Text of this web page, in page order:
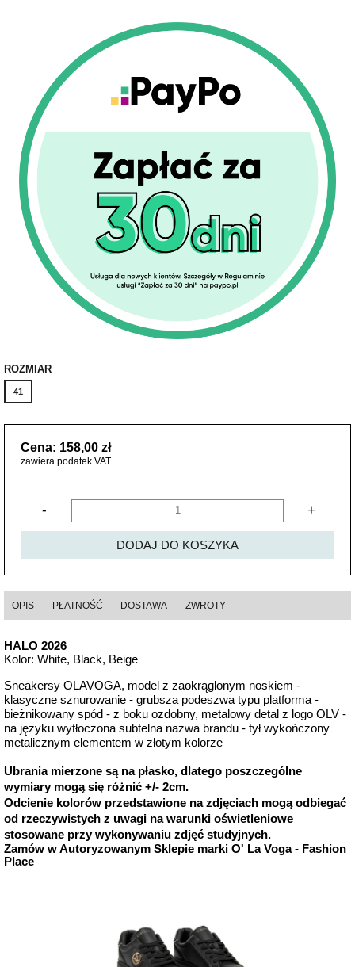
ROZMIAR
41
Cena: 158,00 zł
zawiera podatek VAT
- +
DODAJ DO KOSZYKA
OPIS PŁATNOŚĆ DOSTAWA ZWROTY
HALO 2026
Kolor: White, Black, Beige
Sneakersy OLAVOGA, model z zaokrąglonym noskiem -
klasyczne sznurowanie - grubsza podeszwa typu platforma -
bieżnikowany spód - z boku ozdobny, metalowy detal z logo OLV -
na języku wytłoczona subtelna nazwa brandu - tył wykończony
metalicznym elementem w złotym kolorze
Ubrania mierzone są na płasko, dlatego poszczególne
wymiary mogą się różnić +/- 2cm.
Odcienie kolorów przedstawione na zdjęciach mogą odbiegać
od rzeczywistych z uwagi na warunki oświetleniowe
stosowane przy wykonywaniu zdjęć studyjnych.
Zamów w Autoryzowanym Sklepie marki O' La Voga - Fashion
Place